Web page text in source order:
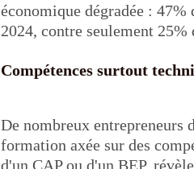
économique dégradée :
2024, contre seulement
Compétences surtout
De nombreux entrepreneurs
formation axée sur des
d'un CAP ou d'un BEP,